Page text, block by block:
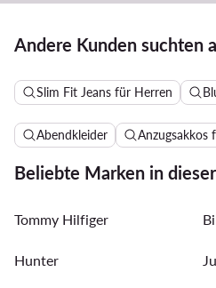
Andere Kunden suchten
Slim Fit Jeans für Herren
Abendkleider Anzugsakkos
Beliebte Marken in
Tommy Hilfiger
Hunter